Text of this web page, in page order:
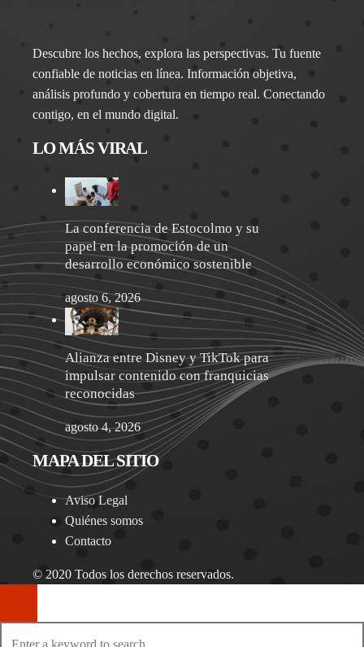
Descubre los hechos, explora las perspectivas. Tu fuente
confiable de noticias en línea. Información objetiva,
análisis profundo y cobertura en tiempo real. Conectando
contigo, en el mundo digital.
LO MÁS VIRAL
La conferencia de Estocolmo y su
papel en la promoción de un
desarrollo económico sostenible
agosto 6, 2026
Alianza entre Disney y TikTok para
impulsar contenido con franquicias
reconocidas
agosto 4, 2026
MAPA DEL SITIO
Aviso Legal
Quiénes somos
Contacto
© 2020 Todos los derechos reservados.